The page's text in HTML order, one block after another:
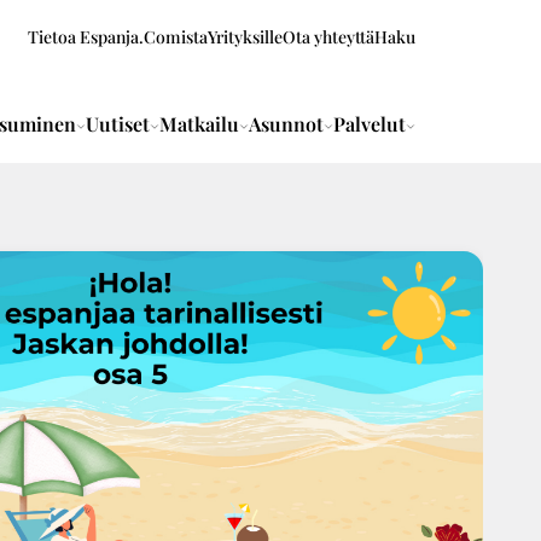
Tietoa Espanja.ComistaYrityksilleOta yhteyttäHaku
Uutiset Matkailu Asunnot Palvelut